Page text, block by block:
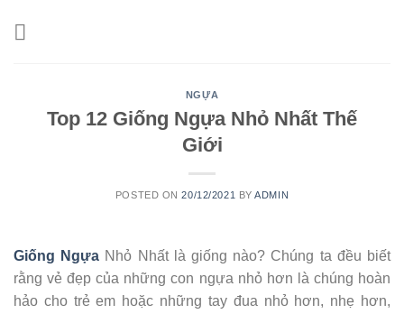
NGỰA
Top 12 Giống Ngựa Nhỏ Nhất Thế
Giới
POSTED ON20/12/2021 BYADMIN
Giống Ngựa Nhỏ Nhất là giống nào? Chúng ta đều biết
rằng vẻ đẹp của những con ngựa nhỏ hơn là chúng hoàn
hảo cho trẻ em hoặc những tay đua nhỏ hơn, nhẹ hơn,